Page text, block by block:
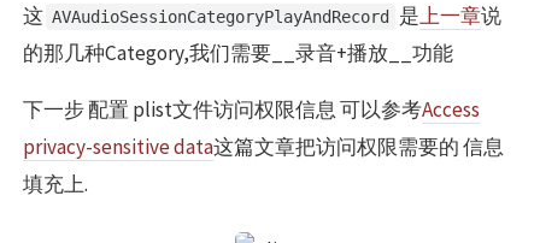
这 AVAudioSessionCategoryPlayAndRecord 是上一章说
的那几种Category,我们需要__录音+播放__功能
下一步 配置 plist文件访问权限信息 可以参考Access
privacy-sensitive data这篇文章把访问权限需要的 信息
填充上.